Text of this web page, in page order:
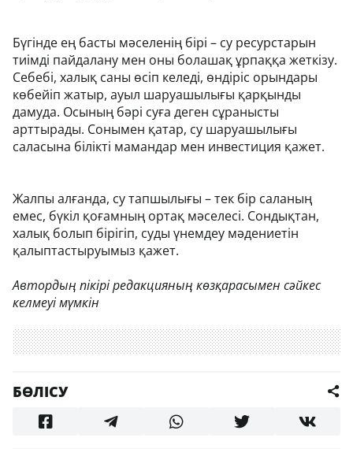
Бүгінде ең басты мәселенің бірі – су ресурстарын
тиімді пайдалану мен оны болашақ ұрпаққа жеткізу.
Себебі, халық саны өсіп келеді, өндіріс орындары
көбейіп жатыр, ауыл шаруашылығы қарқынды
дамуда. Осының бәрі суға деген сұранысты
арттырады. Сонымен қатар, су шаруашылығы
саласына білікті мамандар мен инвестиция қажет.
Жалпы алғанда, су тапшылығы – тек бір саланың
емес, бүкіл қоғамның ортақ мәселесі. Сондықтан,
халық болып бірігіп, суды үнемдеу мәдениетін
қалыптастыруымыз қажет.
Автордың пікірі редакцияның көзқарасымен сәйкес
келмеуі мүмкін
БӨЛІСУ